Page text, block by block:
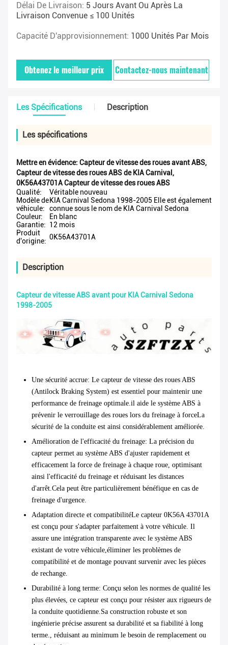
Délai De Livraison: 5 Jours Avant Ou Après La
Livraison Convenue ≤ 100 Unités
Capacité D'approvisionnement: 1000 Unités Par Mois
Obtenez le meilleur prix Contactez-nous maintenant
Les Spécifications Description
Les spécifications
Mettre en évidence: Capteur de vitesse des roues avant ABS,
Capteur de vitesse des roues ABS de KIA Carnival ,
0K56A43701A Capteur de vitesse des roues ABS
Qualité:
Véritable nouveau
Modèle de
véhicule:
KIA Carnival Sedona 1998-2005 Elle est également
connue sous le nom de KIA Carnival Sedona
Couleur:
En blanc
Garantie: 12 mois
Produit
d'origine: 0K56A43701A
Description
Capteur de vitesse ABS avant pour KIA Carnival Sedona
1998-2005
Une sécurité accrue: Le capteur de vitesse des roues ABS
(Antilock Braking System) est essentiel pour maintenir une
performance de freinage optimale.il aide le système ABS à
prévenir le verrouillage des roues lors du freinage à forceLa
sécurité de la conduite est ainsi considérablement améliorée.
Amélioration de l'efficacité du freinage: La précision du
capteur permet au système ABS d'ajuster rapidement et
efficacement la force de freinage à chaque roue, optimisant
ainsi l'efficacité du freinage et réduisant les distances
d'arrêt.Cela peut être particulièrement bénéfique en cas de
freinage d'urgence.
Adaptation directe et compatibilitéLe capteur 0K56A 43701A
est conçu pour s'adapter parfaitement à votre véhicule. Il
assure une intégration transparente avec le système ABS
existant de votre véhicule,éliminer les problèmes de
compatibilité et de montage pouvant survenir avec les pièces
de rechange.
Durabilité à long terme: Conçu selon les normes de qualité les
plus élevées, ce capteur est conçu pour résister aux rigueurs de
la conduite quotidienne.Sa construction robuste et son
ingénierie précise assurent sa durabilité et sa fiabilité à long
terme., réduisant au minimum le besoin de remplacement ou